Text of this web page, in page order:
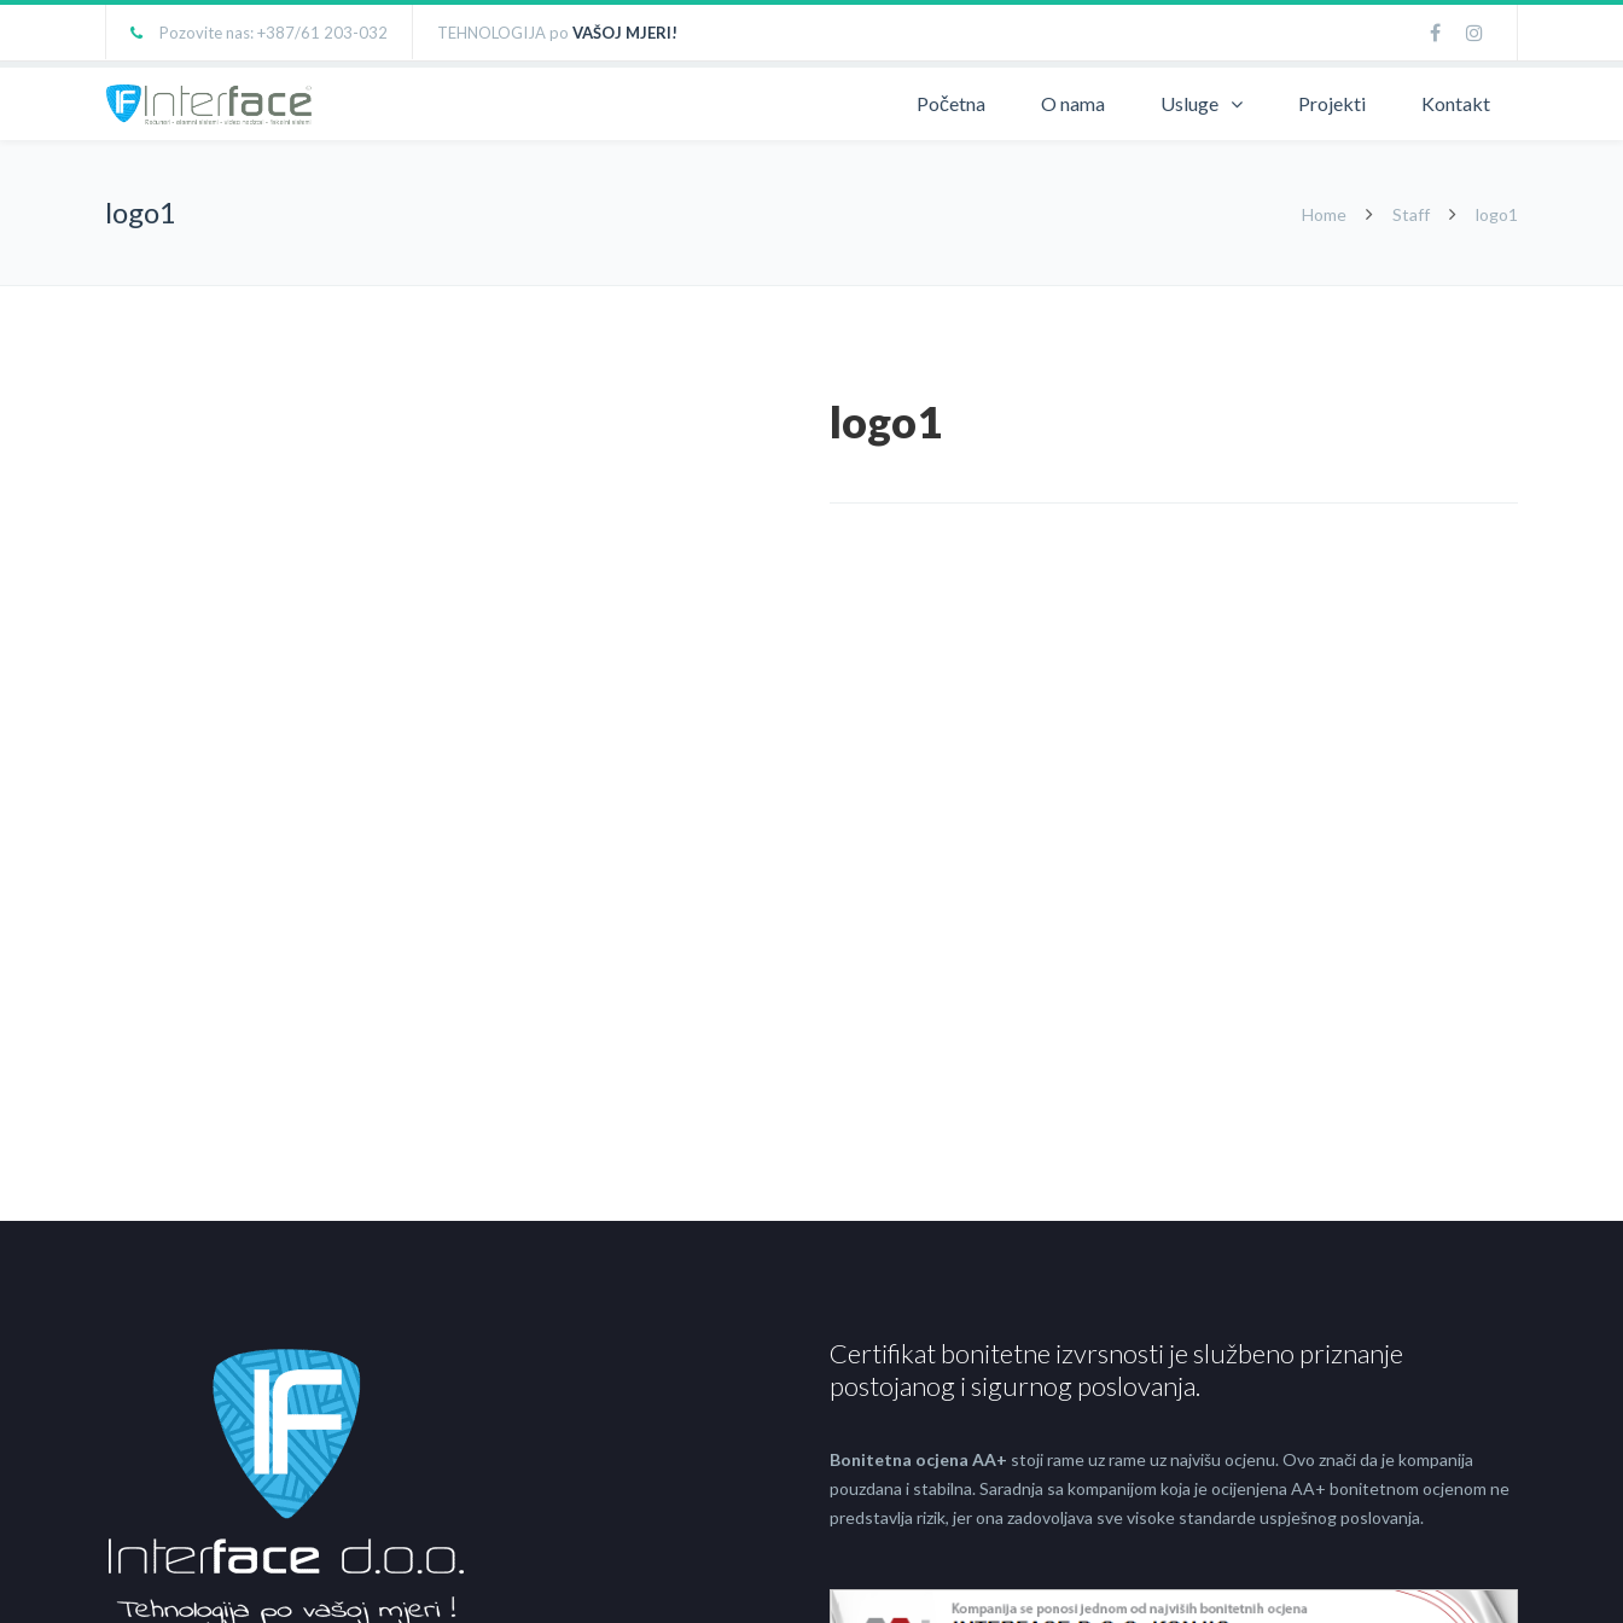
Pozovite nas: +387/61 203-032 TEHNOLOGIJA po VAŠOJ MJERI!
Početna O nama Usluge Projekti Kontakt
logo1 Home Staff logo1
logo1
Certifikat bonitetne izvrsnosti je službeno priznanje
postojanog i sigurnog poslovanja.
Bonitetna ocjena AA+ stoji rame uz rame uz najvišu ocjenu. Ovo znači da je kompanija
pouzdana i stabilna. Saradnja sa kompanijom koja je ocijenjena AA+ bonitetnom ocjenom ne
predstavlja rizik, jer ona zadovoljava sve visoke standarde uspješnog poslovanja.